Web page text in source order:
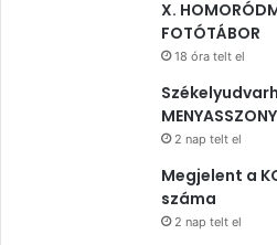
X.
FOTÓTÁBOR
18 óra telt el
MENYASSZONY
2 nap telt el
Megjelent a
száma
2 nap telt el